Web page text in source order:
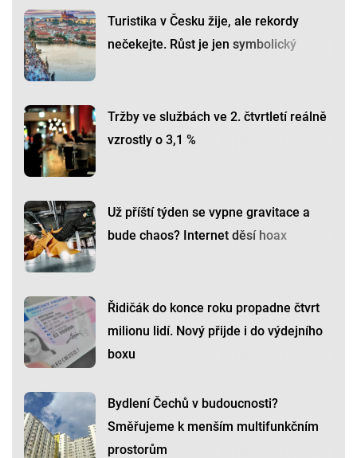
Turistika v Česku žije, ale rekordy
nečekejte. Růst je jen symbolický
Tržby ve službách ve 2. čtvrtletí reálně
vzrostly o 3,1 %
Už příští týden se vypne gravitace a
bude chaos? Internet děsí hoax
Řidičák do konce roku propadne čtvrt
milionu lidí. Nový přijde i do výdejního
boxu
Bydlení Čechů v budoucnosti?
Směřujeme k menším multifunkčním
prostorům